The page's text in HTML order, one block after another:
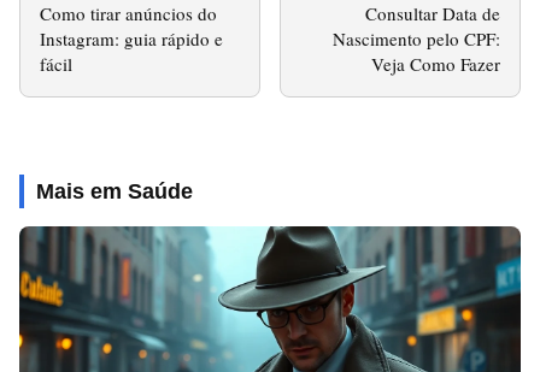
Como tirar anúncios do
Instagram: guia rápido e
fácil
Consultar Data de
Nascimento pelo CPF:
Veja Como Fazer
Mais em Saúde